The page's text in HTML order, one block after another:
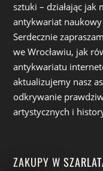
sztuki – działając jak
antykwariat
Serdecznie
we Wrocławiu, jak
antykwariatu
aktualizujemy nasz
odkrywanie
artystycznych i
ZAKUPY W